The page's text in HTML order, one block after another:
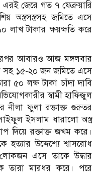
এরই জেরে গত ৭ ফেব্রুয়ারি
অস্ত্রসস্ত্রসহ জমিতে এসে
লাখ টাকার ক্ষয়ক্ষতি করে
আবারও আজ মঙ্গলবার
সহ ১৫-২০ জন জমিতে এসে
৫০ লক্ষ টাকা চাঁদা দাবি
স্বামী হাফিজুল
নীলা ফুলা রক্তাক্ত গুরুতর
ইসলাম ধারালো অস্ত্র
দিয়ে রক্তাক্ত জখম করে।
হত্যার উদ্দেশ্যে শ্বাসরোধ
এসে তাকে উদ্ধার
তারা মারধর করে। পরে